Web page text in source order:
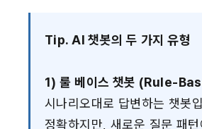
Tip. AI 챗봇의 두 가지 유형
1) 룰 베이스 챗봇 (Rule-
시나리오대로 답변하는 챗봇
정확하지만, 새로운 질문 패턴